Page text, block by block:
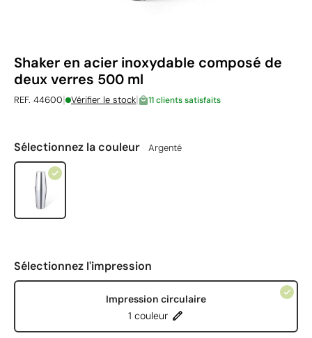
Shaker en acier inoxydable composé de
deux verres 500 ml
REF. 44600| Vérifier le stock| 11 clients satisfaits
Sélectionnez la couleur Argenté
Sélectionnez l'impression
Impression circulaire
1 couleur